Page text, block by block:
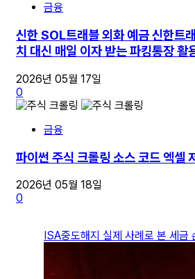
금융
신한 SOL트래블 외화 예금 신한트
치 대신 매일 이자 받는 파킹통장
2026년 05월 17일
0
금융
파이썬 주식 크롤링 소스 코드 엑셀
2026년 05월 18일
0
ISA중도해지 실제 사례로 본 세금